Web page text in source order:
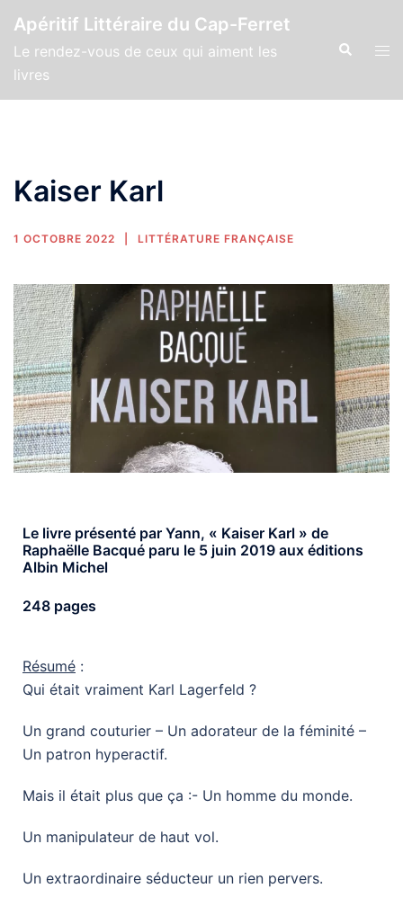
Apéritif Littéraire du Cap-Ferret
Le rendez-vous de ceux qui aiment les
livres
Kaiser Karl
1 OCTOBRE 2022 LITTÉRATURE FRANÇAISE
Le livre présenté par Yann, « Kaiser Karl » de
Raphaëlle Bacqué paru le 5 juin 2019 aux éditions
Albin Michel
248 pages
Résumé :
Qui était vraiment Karl Lagerfeld ?
Un grand couturier – Un adorateur de la féminité –
Un patron hyperactif.
Mais il était plus que ça :- Un homme du monde.
Un manipulateur de haut vol.
Un extraordinaire séducteur un rien pervers.